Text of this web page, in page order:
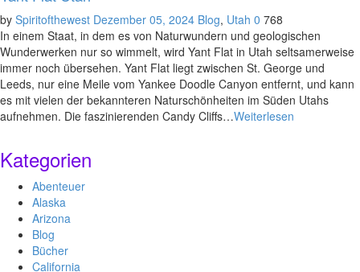
by Spiritofthewest Dezember 05, 2024 Blog, Utah 0 768
In einem Staat, in dem es von Naturwundern und geologischen
Wunderwerken nur so wimmelt, wird Yant Flat in Utah seltsamerweise
immer noch übersehen. Yant Flat liegt zwischen St. George und
Leeds, nur eine Meile vom Yankee Doodle Canyon entfernt, und kann
es mit vielen der bekannteren Naturschönheiten im Süden Utahs
aufnehmen. Die faszinierenden Candy Cliffs…Weiterlesen
Kategorien
Abenteuer
Alaska
Arizona
Blog
Bücher
California